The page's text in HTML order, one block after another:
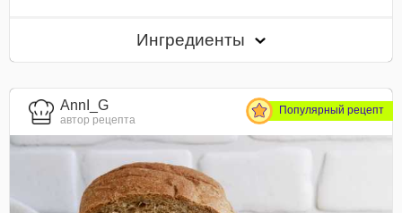
Ингредиенты
AnnI_G
автор рецепта
Популярный рецепт